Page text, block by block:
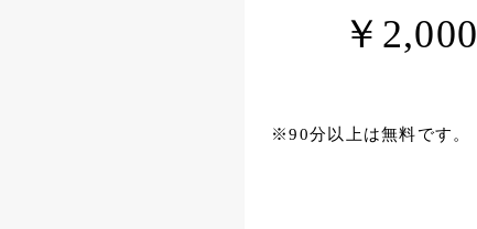
￥2,000
※90分以上は無料です。